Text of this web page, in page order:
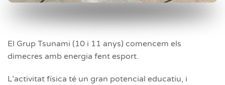
El Grup Tsunami (10 i 11 anys) comencem els
dimecres amb energia fent esport.
L’activitat física té un gran potencial educatiu, i